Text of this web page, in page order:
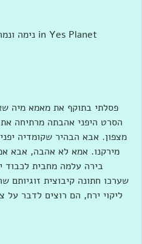
פסלתי בתוקף את מאמא מיה
הסרט היפני אהבתה מרתיחה
מצפון. אבא הבהיר שקומדיה
מירקנו. אמא לא אהבה, אבא
שערכו חתונה קיבוצית
ליקוי ירח, הם רוצים לדבר על